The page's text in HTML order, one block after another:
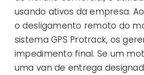
usando ativos da empresa.
o desligamento remoto do
sistema GPS Protrack, os
impedimento final. Se um
uma van de entrega